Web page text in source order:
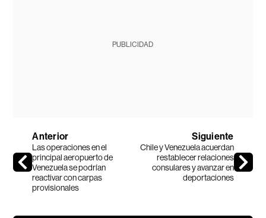
PUBLICIDAD
Anterior
Las operaciones en el
principal aeropuerto de
Venezuela se podrían
reactivar con carpas
provisionales
Siguiente
Chile y Venezuela acuerdan
restablecer relaciones
consulares y avanzar en
deportaciones